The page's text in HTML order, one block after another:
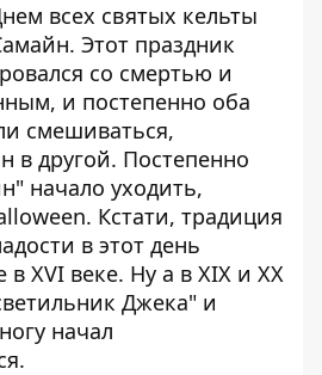
всех святых кельты
Этот праздник
со смертью и
и постепенно оба
смешиваться,
в другой. Постепенно
начало уходить,
Кстати, традиция
в этот день
в ХVI веке. Ну а в ХIX и ХХ
Джека" и
начал